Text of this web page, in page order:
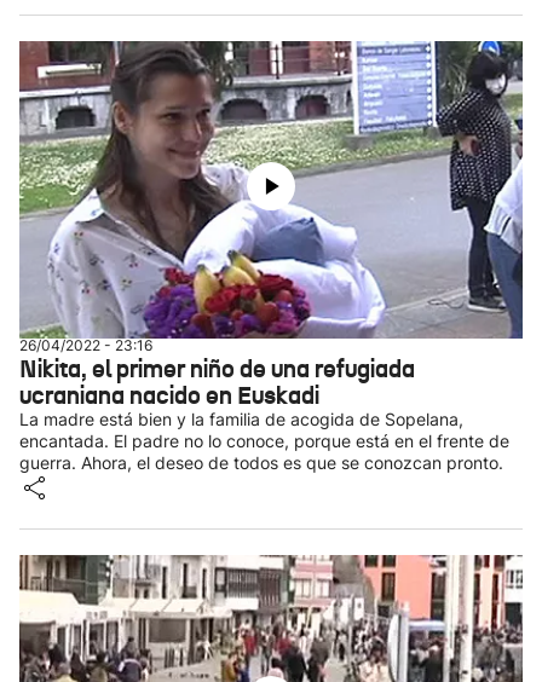
26/04/2022 - 23:16
Nikita, el primer niño de una refugiada
ucraniana nacido en Euskadi
La madre está bien y la familia de acogida de Sopelana,
encantada. El padre no lo conoce, porque está en el frente de
guerra. Ahora, el deseo de todos es que se conozcan pronto.